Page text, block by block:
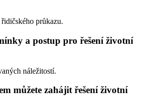
průkazu.
a postup pro řešení životní
náležitostí.
můžete zahájit řešení životní